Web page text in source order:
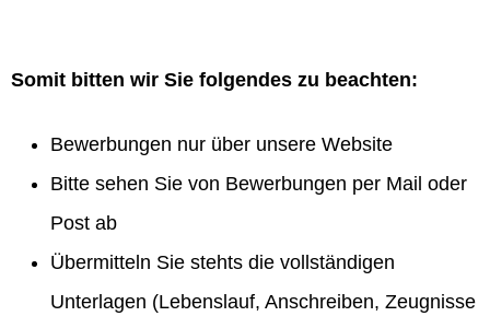
Somit bitten wir Sie folgendes zu beachten:
Bewerbungen nur über unsere Website
Bitte sehen Sie von Bewerbungen per Mail oder
Post ab
Übermitteln Sie stehts die vollständigen
Unterlagen (Lebenslauf, Anschreiben, Zeugnisse